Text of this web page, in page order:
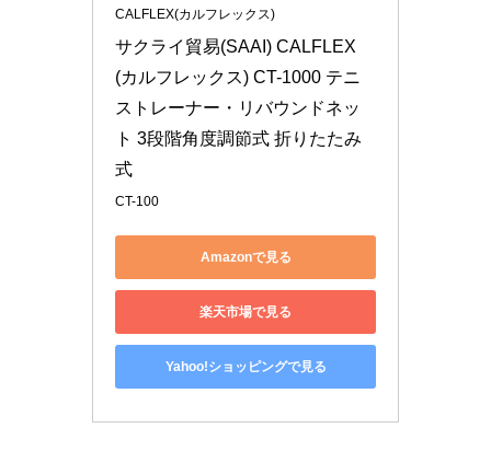
CALFLEX(カルフレックス)
サクライ貿易(SAAI) CALFLEX
(カルフレックス) CT-1000 テニ
ストレーナー・リバウンドネッ
ト 3段階角度調節式 折りたたみ
式
CT-100
Amazonで見る
楽天市場で見る
Yahoo!ショッピングで見る